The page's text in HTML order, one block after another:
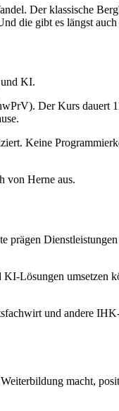
Der klassische
die gibt es längst
KI.
Der Kurs dauert
Keine
von Herne aus.
prägen
KI-Lösungen umsetzen
und andere
macht,